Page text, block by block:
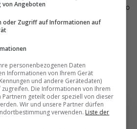
riskiert eine Ersatzmaut von 120 Euro
Euro (Motorrad). Wer nicht sofort
und Strafen bis zu 3000 Euro
von Angeboten
oder Zugriff auf Informationen auf
personenbezogenen Daten
Informationen von Ihrem Gerät
und andere Gerätedaten)
Die Informationen von Ihrem
Partnern geteilt oder speziell von dieser
Wir und unsere Partner dürfen
verwenden. Liste der